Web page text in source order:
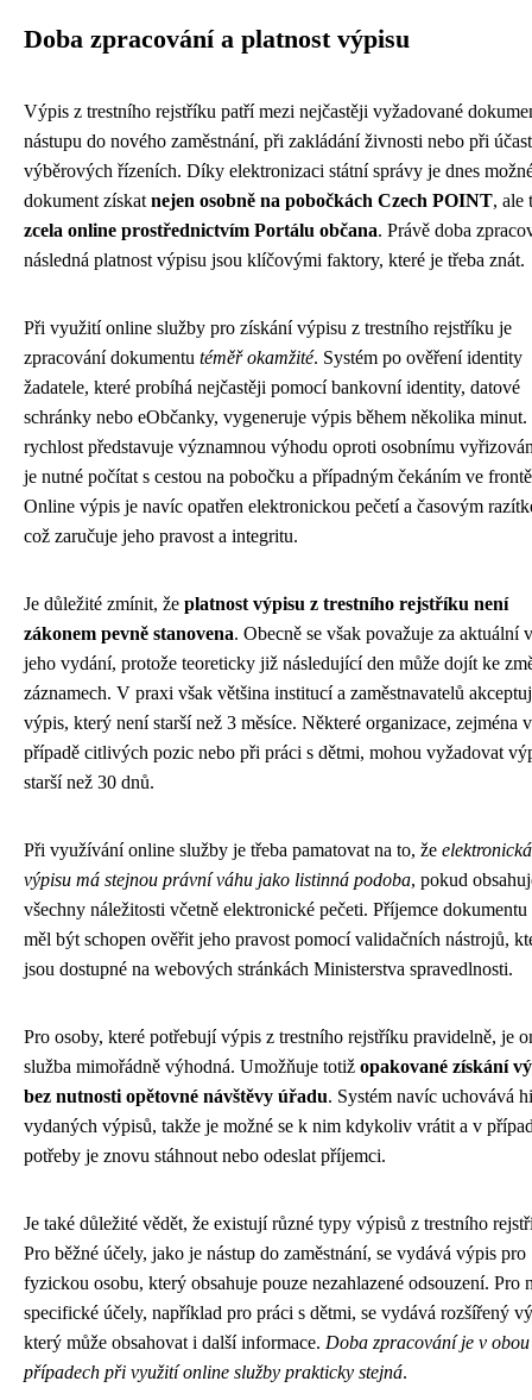
Doba zpracování a platnost výpisu
Výpis z trestního rejstříku patří mezi nejčastěji vyžadované
nástupu do nového zaměstnání, při zakládání živnosti nebo při
výběrových řízeních. Díky elektronizaci státní správy je dnes
dokument získat nejen osobně na pobočkách Czech POINT, ale
zcela online prostřednictvím Portálu občana. Právě doba
následná platnost výpisu jsou klíčovými faktory, které je třeba znát.
Při využití online služby pro získání výpisu z trestního rejstříku je
zpracování dokumentu téměř okamžité. Systém po ověření identity
žadatele, které probíhá nejčastěji pomocí bankovní identity, datové
schránky nebo eObčanky, vygeneruje výpis během několika minut.
rychlost představuje významnou výhodu oproti osobnímu
je nutné počítat s cestou na pobočku a případným čekáním ve
Online výpis je navíc opatřen elektronickou pečetí a časovým
což zaručuje jeho pravost a integritu.
Je důležité zmínit, že platnost výpisu z trestního rejstříku není
zákonem pevně stanovena. Obecně se však považuje za aktuální
jeho vydání, protože teoreticky již následující den může dojít ke
záznamech. V praxi však většina institucí a zaměstnavatelů
výpis, který není starší než 3 měsíce. Některé organizace, zejména v
případě citlivých pozic nebo při práci s dětmi, mohou vyžadovat
starší než 30 dnů.
Při využívání online služby je třeba pamatovat na to, že
výpisu má stejnou právní váhu jako listinná podoba, pokud
všechny náležitosti včetně elektronické pečeti. Příjemce dokumentu
měl být schopen ověřit jeho pravost pomocí validačních nástrojů,
jsou dostupné na webových stránkách Ministerstva spravedlnosti.
Pro osoby, které potřebují výpis z trestního rejstříku pravidelně, je
služba mimořádně výhodná. Umožňuje totiž opakované získání
bez nutnosti opětovné návštěvy úřadu. Systém navíc uchovává
vydaných výpisů, takže je možné se k nim kdykoliv vrátit a v
potřeby je znovu stáhnout nebo odeslat příjemci.
Je také důležité vědět, že existují různé typy výpisů z trestního
Pro běžné účely, jako je nástup do zaměstnání, se vydává výpis pro
fyzickou osobu, který obsahuje pouze nezahlazené odsouzení. Pro
specifické účely, například pro práci s dětmi, se vydává rozšířený
který může obsahovat i další informace. Doba zpracování je v obou
případech při využití online služby prakticky stejná.